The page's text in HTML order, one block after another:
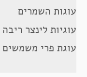
עוגות השמרים
עוגיות לינצר ריבה
עוגת פרי